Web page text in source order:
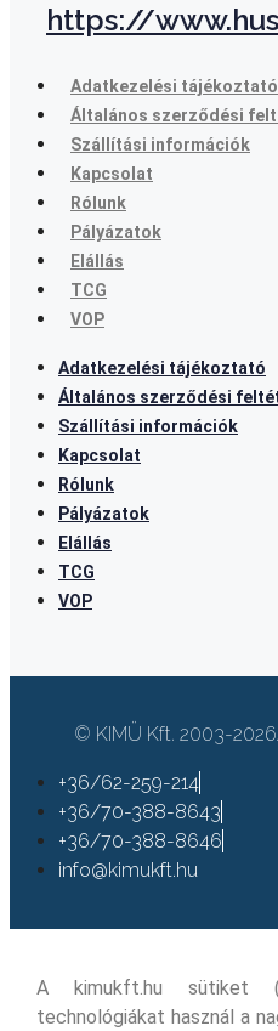
https://
Adatkezelési tájékoztató
Általános szerződési
Szállítási információk
Kapcsolat
Rólunk
Pályázatok
Elállás
TCG
VOP
Adatkezelési tájékoztató
Általános szerződési
Szállítási információk
Kapcsolat
Rólunk
Pályázatok
Elállás
TCG
VOP
© KIMÜ Kft. 2003-
+36/62-259-214
+36/70-388-8643
+36/70-388-8646
info@kimukft.hu
A kimukft.hu sütiket
technológiákat használ a